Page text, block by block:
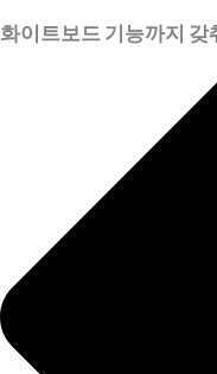
화이트보드 기능까지 갖